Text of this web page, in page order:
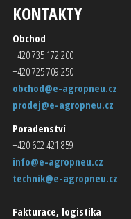
KONTAKTY
Obchod
+420 735 172 200
+420 725 709 250
obchod@e-agropneu.cz
prodej@e-agropneu.cz
Poradenství
+420 602 421 859
info@e-agropneu.cz
technik@e-agropneu.cz
Fakturace, logistika